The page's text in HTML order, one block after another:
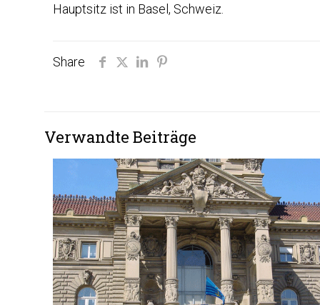
Hauptsitz ist in Basel, Schweiz.
Share
Verwandte Beiträge